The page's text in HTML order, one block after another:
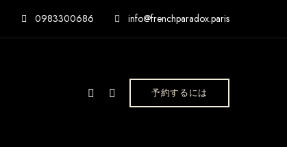
0983300686 info@frenchparadox.paris
予約するには